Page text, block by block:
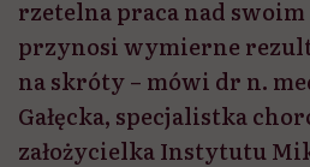
rzetelna praca nad
przynosi wymierne
na skróty – mówi dr n.
Gałęcka, specjalistka
założycielka Instytutu